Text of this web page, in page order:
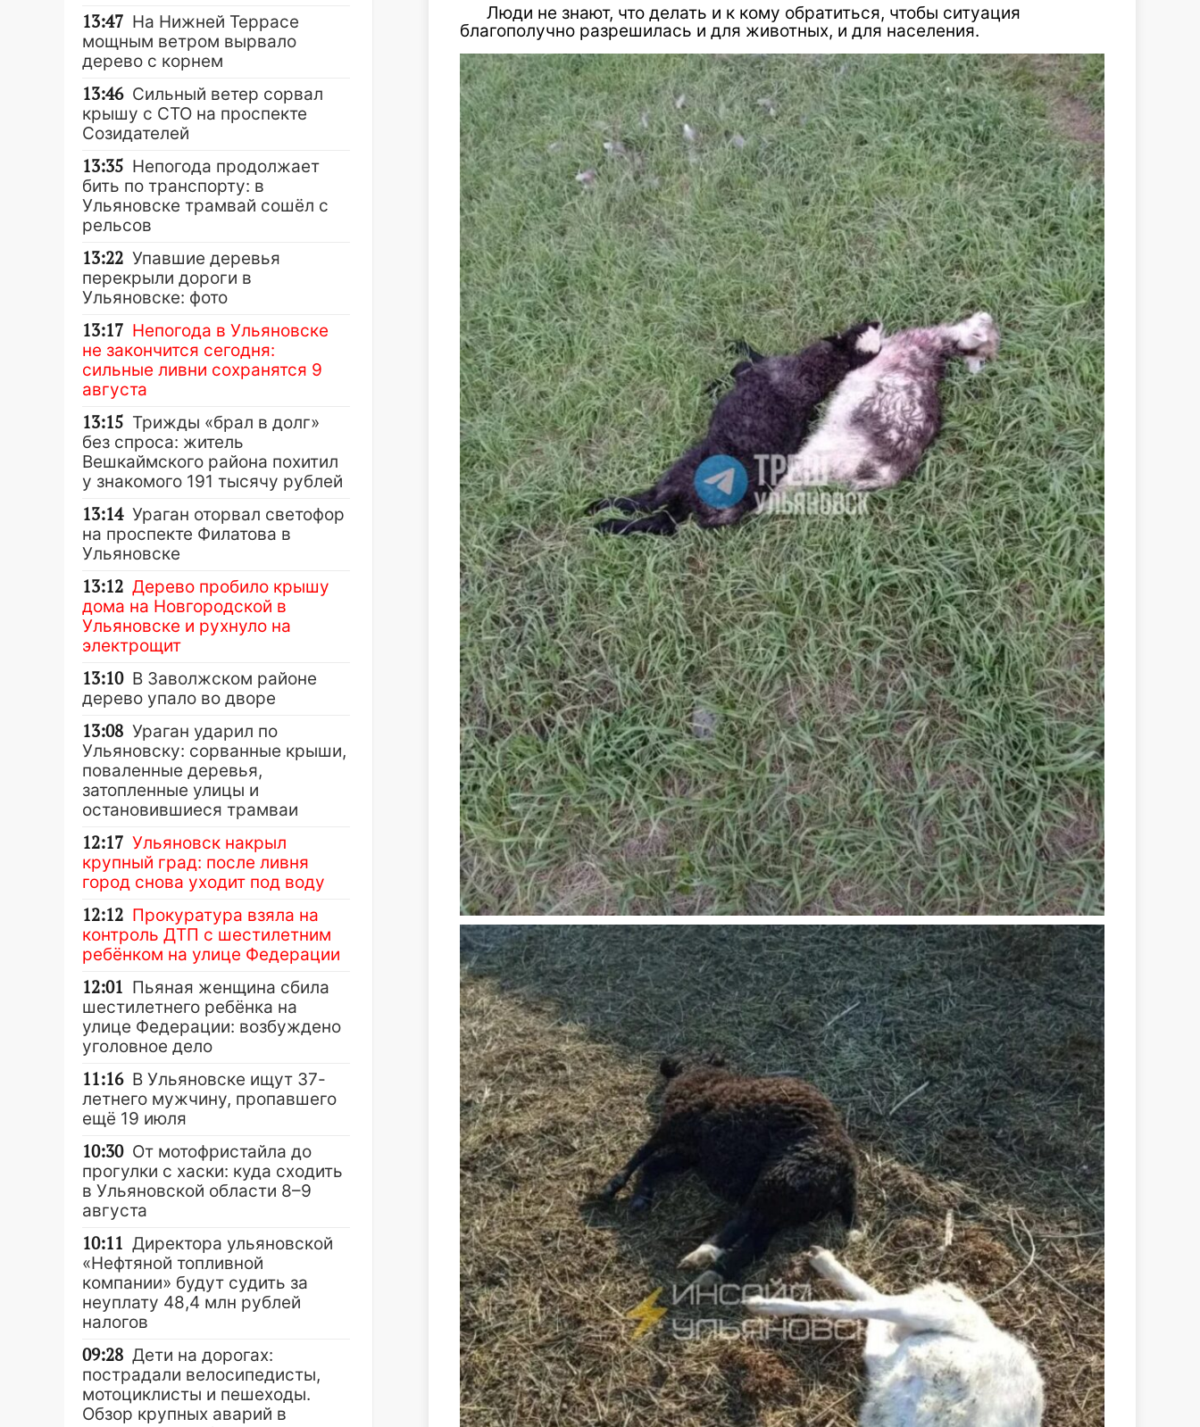
Люди не знают, что делать и к кому обратиться, чтобы ситуация
благополучно разрешилась и для животных, и для населения.
13:47 На Нижней Террасе
мощным ветром вырвало
дерево с корнем
13:46 Сильный ветер сорвал
крышу с СТО на проспекте
Созидателей
13:35 Непогода продолжает
бить по транспорту: в
Ульяновске трамвай сошёл с
рельсов
13:22 Упавшие деревья
перекрыли дороги в
Ульяновске: фото
13:17 Непогода в Ульяновске
не закончится сегодня:
сильные ливни сохранятся 9
августа
13:15 Трижды «брал в долг»
без спроса: житель
Вешкаймского района похитил
у знакомого 191 тысячу рублей
13:14 Ураган оторвал светофор
на проспекте Филатова в
Ульяновске
13:12 Дерево пробило крышу
дома на Новгородской в
Ульяновске и рухнуло на
электрощит
13:10 В Заволжском районе
дерево упало во дворе
13:08 Ураган ударил по
Ульяновску: сорванные крыши,
поваленные деревья,
затопленные улицы и
остановившиеся трамваи
12:17 Ульяновск накрыл
крупный град: после ливня
город снова уходит под воду
12:12 Прокуратура взяла на
контроль ДТП с шестилетним
ребёнком на улице Федерации
12:01 Пьяная женщина сбила
шестилетнего ребёнка на
улице Федерации: возбуждено
уголовное дело
11:16 В Ульяновске ищут 37-
летнего мужчину, пропавшего
ещё 19 июля
10:30 От мотофристайла до
прогулки с хаски: куда сходить
в Ульяновской области 8–9
августа
10:11 Директора ульяновской
«Нефтяной топливной
компании» будут судить за
неуплату 48,4 млн рублей
налогов
09:28 Дети на дорогах:
пострадали велосипедисты,
мотоциклисты и пешеходы.
Обзор крупных аварий в